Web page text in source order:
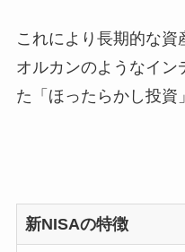
これにより長期的な資
オルカンのようなイン
た「ほったらかし投資
新NISAの特徴